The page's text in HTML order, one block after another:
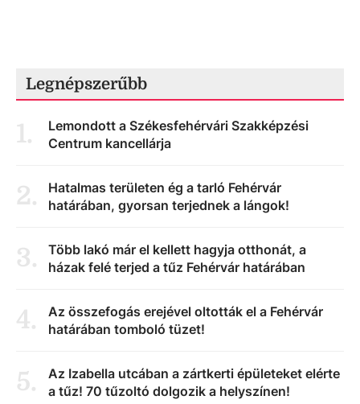
Legnépszerűbb
1.
Lemondott a Székesfehérvári Szakképzési
Centrum kancellárja
2.
Hatalmas területen ég a tarló Fehérvár
határában, gyorsan terjednek a lángok!
3.
Több lakó már el kellett hagyja otthonát, a
házak felé terjed a tűz Fehérvár határában
4.
Az összefogás erejével oltották el a Fehérvár
határában tomboló tüzet!
5.
Az Izabella utcában a zártkerti épületeket elérte
a tűz! 70 tűzoltó dolgozik a helyszínen!